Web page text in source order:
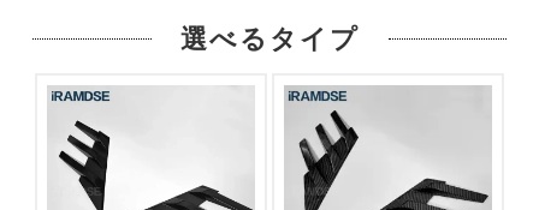
選べるタイプ